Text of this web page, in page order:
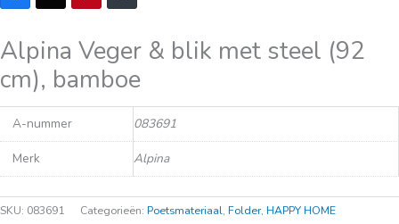
Alpina Veger & blik met steel (92
cm), bamboe
A-nummer 083691
Merk Alpina
SKU: 083691 Categorieën: Poetsmateriaal, Folder, HAPPY HOME